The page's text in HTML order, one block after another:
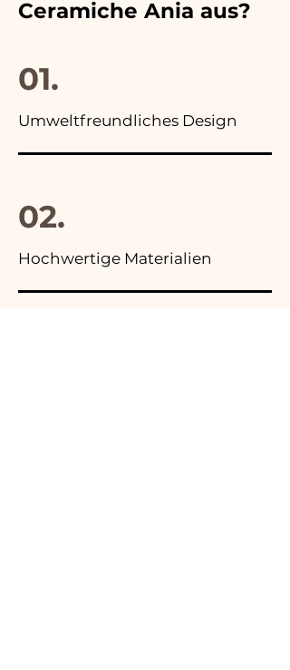
Anzeigen unserer Artikel das
Ceramiche Ania aus?
01.
Umweltfreundliches Design
02.
Hochwertige Materialien